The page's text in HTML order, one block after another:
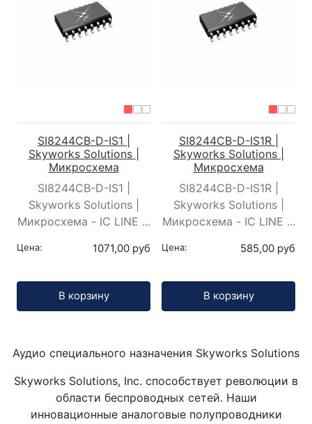
SI8244CB-D-IS1 |
Skyworks Solutions |
Микросхема
SI8244CB-D-IS1 |
Skyworks Solutions |
Микросхема - IC LINE ...
Цена: 1071,00 руб
В корзину
SI8244CB-D-IS1R |
Skyworks Solutions |
Микросхема
SI8244CB-D-IS1R |
Skyworks Solutions |
Микросхема - IC LINE ...
Цена: 585,00 руб
В корзину
Аудио специального назначения Skyworks Solutions
Skyworks Solutions, Inc. способствует революции в
области беспроводных сетей. Наши
инновационные аналоговые полупроводники